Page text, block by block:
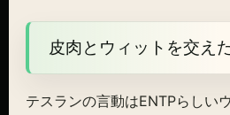
皮肉とウィットを交え
テスランの言動はENTPらしい